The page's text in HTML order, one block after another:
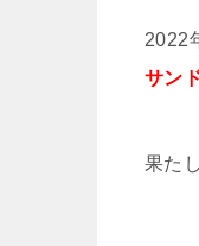
2022
サン
果た